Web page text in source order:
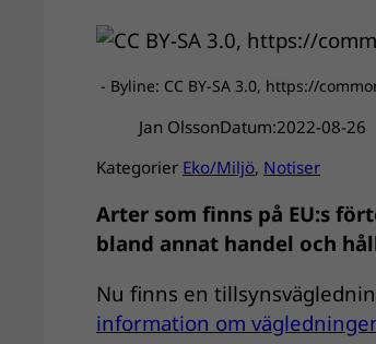
- Byline: CC BY-SA 3.0, https://
Jan OlssonDatum:2022-08-26
Kategorier Eko/Miljö, Notiser
Arter som finns på EU:s
bland annat handel och
Nu finns en
information om